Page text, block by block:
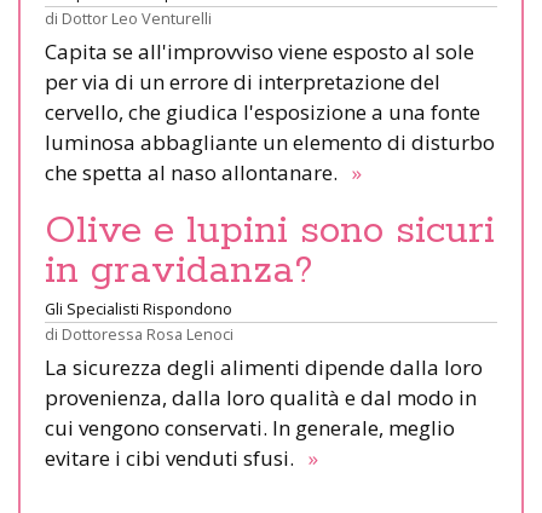
di Dottor Leo Venturelli
Capita se all'improvviso viene esposto al sole
per via di un errore di interpretazione del
cervello, che giudica l'esposizione a una fonte
luminosa abbagliante un elemento di disturbo
che spetta al naso allontanare. »
Olive e lupini sono sicuri
in gravidanza?
Gli Specialisti Rispondono
di Dottoressa Rosa Lenoci
La sicurezza degli alimenti dipende dalla loro
provenienza, dalla loro qualità e dal modo in
cui vengono conservati. In generale, meglio
evitare i cibi venduti sfusi. »